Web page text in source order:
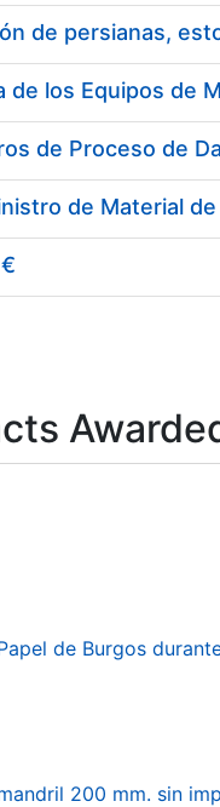
de persianas,
de Burgos
200 mm. sin